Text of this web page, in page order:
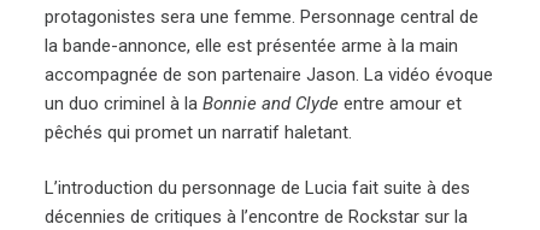
protagonistes sera une femme. Personnage central de
la bande-annonce, elle est présentée arme à la main
accompagnée de son partenaire Jason. La vidéo évoque
un duo criminel à laBonnie and Clyde entre amour et
pêchés qui promet un narratif haletant.
L’introduction du personnage de Lucia fait suite à des
décennies de critiques à l’encontre de Rockstar sur la